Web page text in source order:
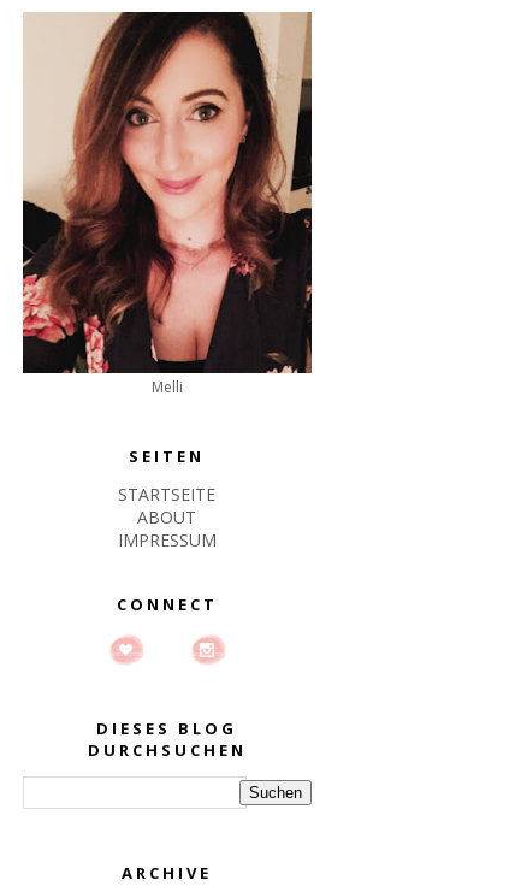
Melli
SEITEN
STARTSEITE
ABOUT
IMPRESSUM
CONNECT
DIESES BLOG
DURCHSUCHEN
ARCHIVE